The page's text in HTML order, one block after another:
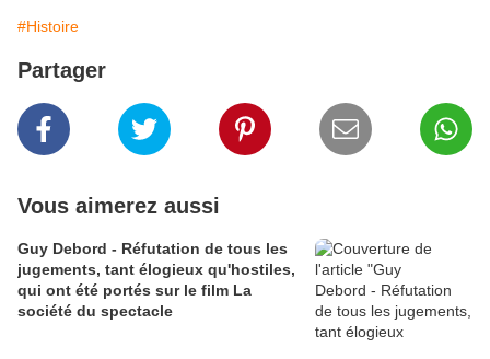
#Histoire
Partager
Vous aimerez aussi
Guy Debord - Réfutation de tous les
jugements, tant élogieux qu'hostiles,
qui ont été portés sur le film La
société du spectacle